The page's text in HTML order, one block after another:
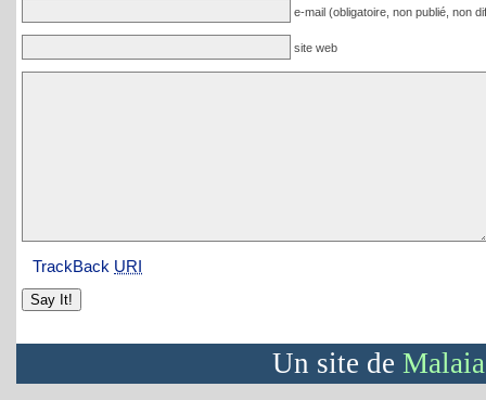
e-mail (obligatoire, non publié, non
site web
TrackBack URI
Un site de